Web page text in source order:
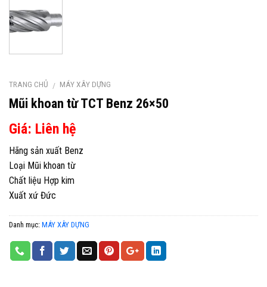
TRANG CHỦ / MÁY XÂY DỰNG
Mũi khoan từ TCT Benz 26×50
Giá: Liên hệ
Hãng sản xuất Benz
Loại Mũi khoan từ
Chất liệu Hợp kim
Xuất xứ Đức
Danh mục: MÁY XÂY DỰNG